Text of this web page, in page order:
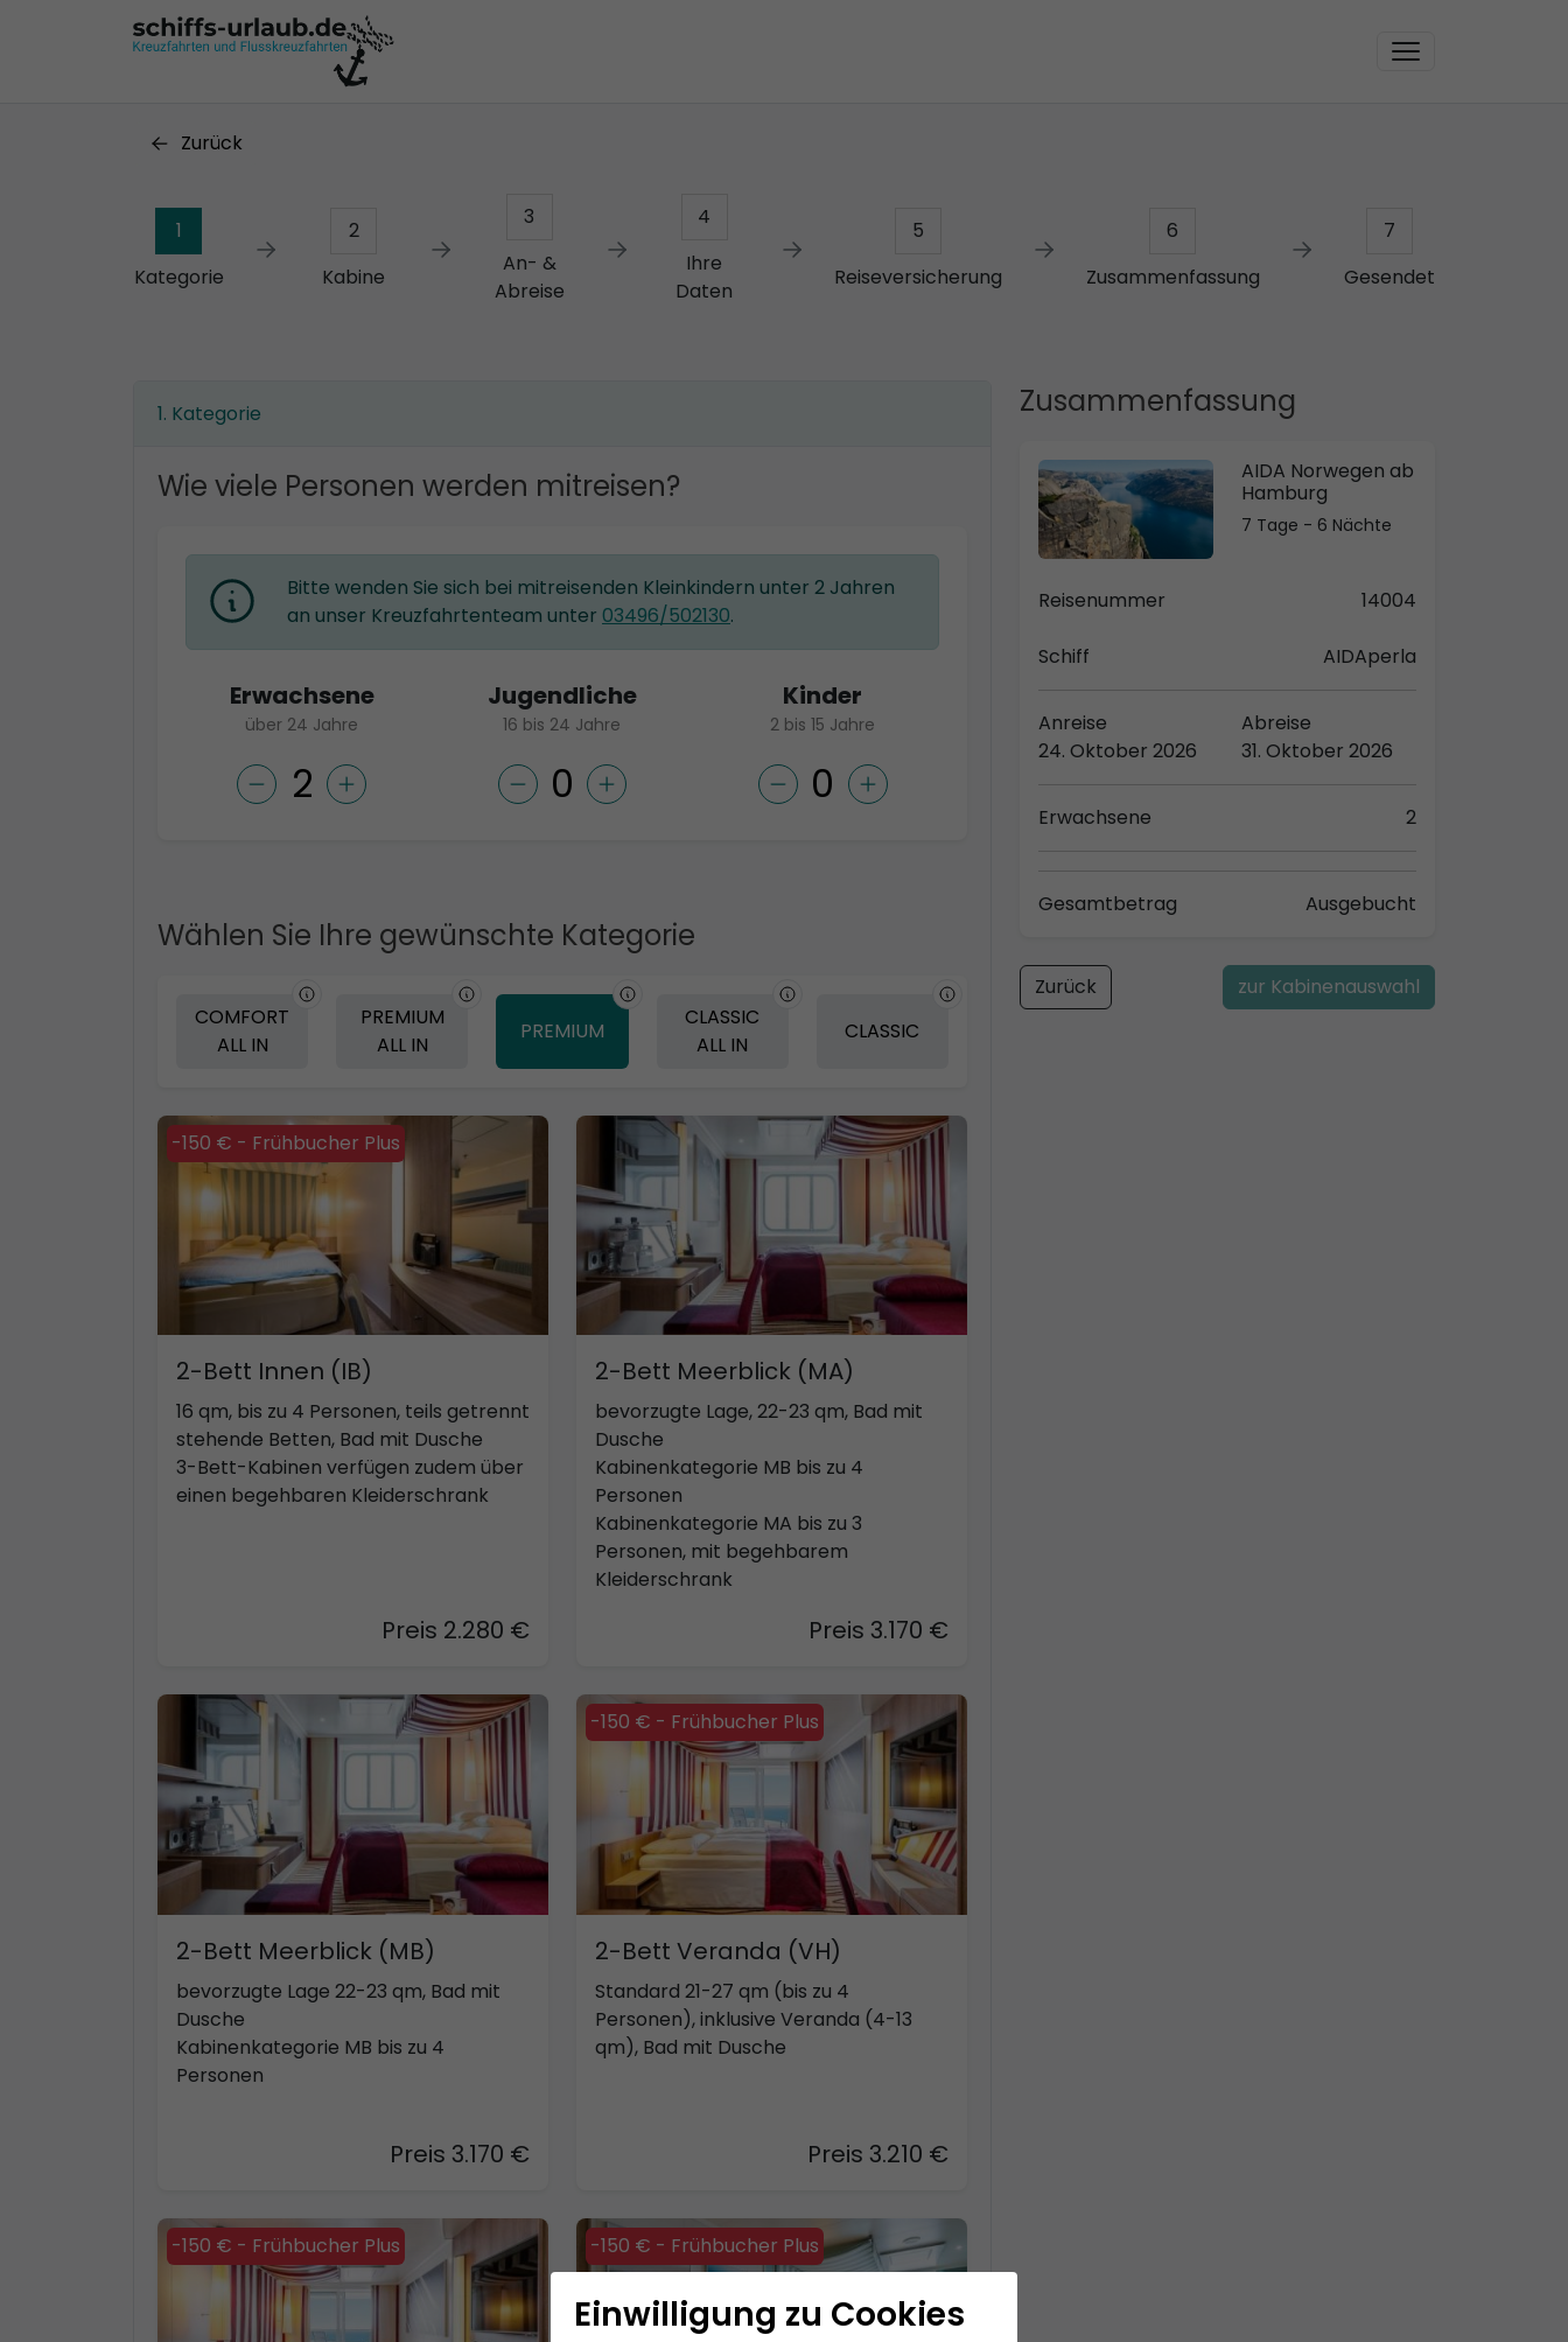
Zurück
1
Kategorie
2
Kabine
3
An- &
Abreise
4
Ihre
Daten
5
Reiseversicherung
6
Zusammenfassung
7
Gesendet
Zusammenfassung
AIDA Norwegen ab
Hamburg
7 Tage - 6 Nächte
Reisenummer 14004
Schiff AIDAperla
Anreise
24. Oktober 2026
Abreise
31. Oktober 2026
Erwachsene 2
Gesamtbetrag Ausgebucht
Zurück zur Kabinenauswahl
Kategorie
Wie viele Personen werden mitreisen?
Bitte wenden Sie sich bei mitreisenden Kleinkindern unter 2 Jahren
an unser Kreuzfahrtenteam unter 03496/502130.
Erwachsene
über 24 Jahre
Jugendliche
16 bis 24 Jahre
Kinder
2 bis 15 Jahre
Wählen Sie Ihre gewünschte Kategorie
COMFORT
ALL IN
PREMIUM
ALL IN
PREMIUM
CLASSIC
ALL IN
CLASSIC
-150 € - Frühbucher Plus
2-Bett Innen (IB)
16 qm, bis zu 4 Personen, teils getrennt
stehende Betten, Bad mit Dusche
3-Bett-Kabinen verfügen zudem über
einen begehbaren Kleiderschrank
Preis 2.280 €
2-Bett Meerblick (MA)
bevorzugte Lage, 22-23 qm, Bad mit
Dusche
Kabinenkategorie MB bis zu 4
Personen
Kabinenkategorie MA bis zu 3
Personen, mit begehbarem
Kleiderschrank
Preis 3.170 €
2-Bett Meerblick (MB)
bevorzugte Lage 22-23 qm, Bad mit
Dusche
Kabinenkategorie MB bis zu 4
Personen
Preis 3.170 €
-150 € - Frühbucher Plus
2-Bett Veranda (VH)
Standard 21-27 qm (bis zu 4
Personen), inklusive Veranda (4-13
qm), Bad mit Dusche
Preis 3.210 €
-150 € - Frühbucher Plus -150 € - Frühbucher Plus
Einwilligung zu Cookies